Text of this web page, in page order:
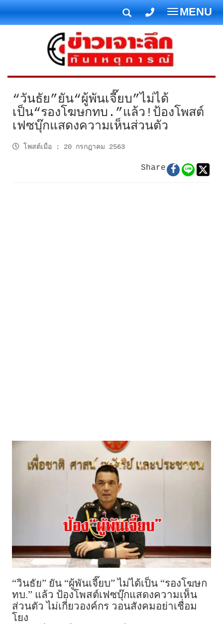
T
o
g
g
l
e
a
v
t
MENU
“วันธัย”ยัน“ผู้พันเจี๊ยบ”ไม่ได้
เป็น“รองโฆษกทบ.”แล้ว!ป้องโพสต์
เฟซบุ๊กแสดงความเห็นส่วนตัว
โพสต์เมื่อ : 20 กรกฎาคม 2563
Share
“วินธัย” ยัน “ผู้พันเจี๊ยบ” ไม่ได้เป็น “รองโฆษก
ทบ.” แล้ว ป้องโพสต์เฟซบุ๊กแสดงความเห็น
ส่วนตัว ไม่เกี่ยวองค์กร วอนสังคมอย่าเชื่อม
โยง